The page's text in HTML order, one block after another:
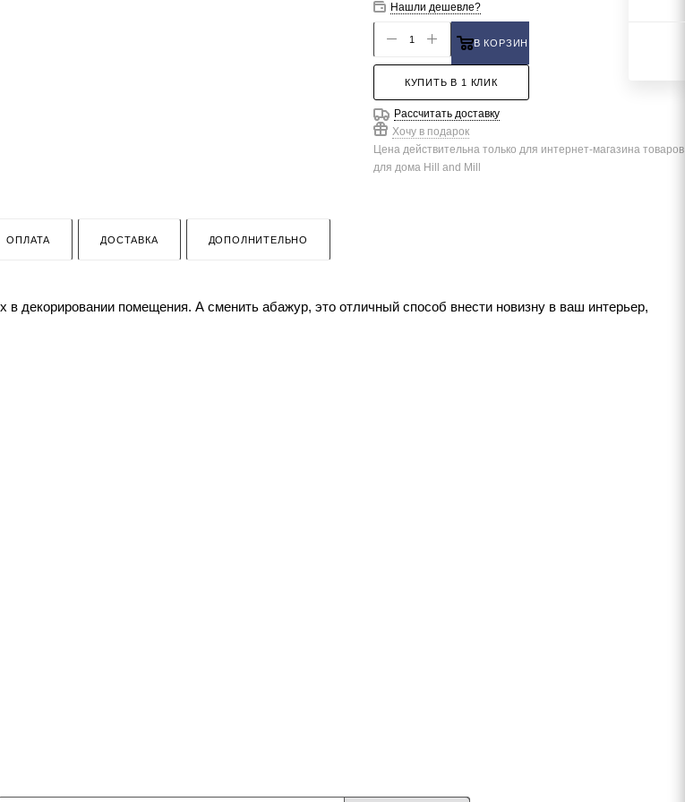
Нашли дешевле?
В КОРЗИНУ
КУПИТЬ В 1 КЛИК
Рассчитать доставку
Хочу в подарок
Цена действительна только для интернет-магазина товаров
для дома Hill and Mill
ОПЛАТА ДОСТАВКА ДОПОЛНИТЕЛЬНО
декорировании помещения. А сменить абажур, это отличный способ внести новизну в ваш интерьер,